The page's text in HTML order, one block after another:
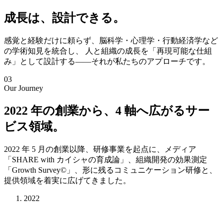
成長は、 設計でき る。
感覚と経験だけに頼らず、脳科学・心理学・行動経済学など
の学術知見を統合し、 人と組織の成長を「再現可能な仕組
み」として設計する——それが私たちのアプローチです。
03
Our Journey
2022 年の創業から、4 軸へ広がるサー
ビス領域。
2022 年 5 月の創業以降、研修事業を起点に、メディア
「SHARE with カイシャの育成論」、組織開発の効果測定
「Growth Survey©」、形に残るコミュニケーション研修と、
提供領域を着実に広げてきました。
2022